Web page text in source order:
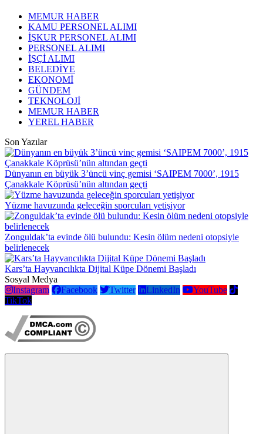
MEMUR HABER
KAMU PERSONEL ALIMI
İŞKUR PERSONEL ALIMI
PERSONEL ALIMI
İŞÇİ ALIMI
BELEDİYE
EKONOMİ
GÜNDEM
TEKNOLOJİ
MEMUR HABER
YEREL HABER
Son Yazılar
Dünyanın en büyük 3’üncü vinç gemisi ‘SAIPEM 7000’, 1915
Çanakkale Köprüsü’nün altından geçti
Yüzme havuzunda geleceğin sporcuları yetişiyor
Zonguldak’ta evinde ölü bulundu: Kesin ölüm nedeni otopsiyle
belirlenecek
Kars’ta Hayvancılıkta Dijital Küpe Dönemi Başladı
Sosyal Medya
Instagram
Facebook Twitter LinkedIn
YouTube
TikTok